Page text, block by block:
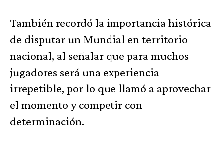
También recordó la importancia histórica
de disputar un Mundial en territorio
nacional, al señalar que para muchos
jugadores será una experiencia
irrepetible, por lo que llamó a aprovechar
el momento y competir con
determinación.